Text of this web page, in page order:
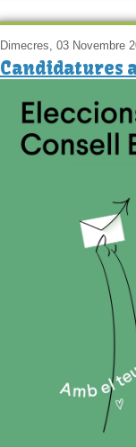
Dimecres, 03 Novembre
Candidatures